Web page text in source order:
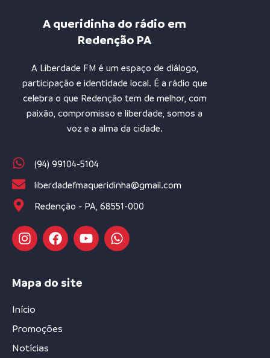
A queridinha do rádio em
Redenção PA
A Liberdade FM é um espaço de diálogo,
participação e identidade local. É a rádio que
celebra o que Redenção tem de melhor, com
paixão, compromisso e liberdade, somos a
voz e a alma da cidade.
(94) 99104-5104
liberdadefmaqueridinha@gmail.com
Redenção - PA, 68551-000
Mapa do site
Início
Promoções
Notícias